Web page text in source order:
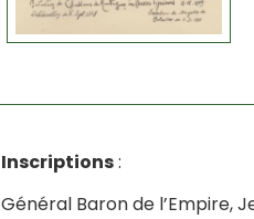
Inscriptions:
Général Baron de l’Empire,